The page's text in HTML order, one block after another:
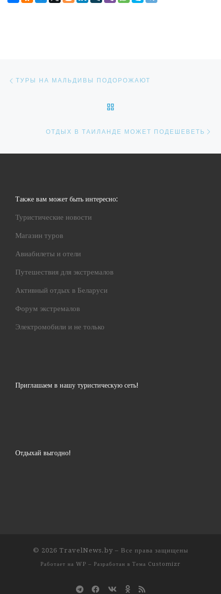
ТУРЫ НА МАЛЬДИВЫ ПОДОРОЖАЮТ
ОТДЫХ В ТАИЛАНДЕ МОЖЕТ ПОДЕШЕВЕТЬ
Также вам может быть интересно:
Туристические новости
Магазин туров
Авиабилеты и отели
Путешествия для экстремалов
Активный отдых в Беларуси
Форум экстремалов
Электромобили и не только
Приглашаем в нашу туристическую сеть!
Отдыхай выгодно!
© 2026 TravelNews.by– Все права защищены
Работает на WP – Разработан в Тема Customizr